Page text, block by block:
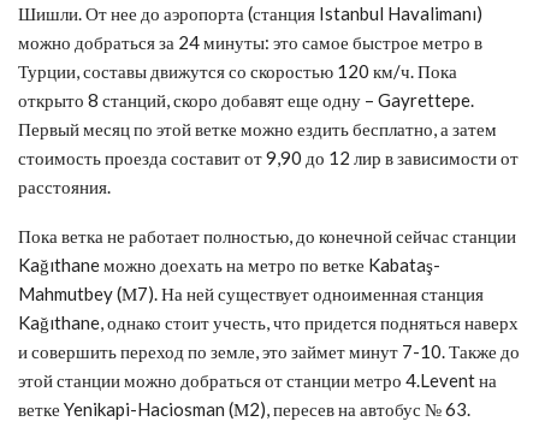
Шишли. От нее до аэропорта (станция Istanbul Havalimanı)
можно добраться за 24 минуты: это самое быстрое метро в
Турции, составы движутся со скоростью 120 км/ч. Пока
открыто 8 станций, скоро добавят еще одну – Gayrettepe.
Первый месяц по этой ветке можно ездить бесплатно, а затем
стоимость проезда составит от 9,90 до 12 лир в зависимости от
расстояния.
Пока ветка не работает полностью, до конечной сейчас станции
Kağıthane можно доехать на метро по ветке Kabataş-
Mahmutbey (М7). На ней существует одноименная станция
Kağıthane, однако стоит учесть, что придется подняться наверх
и совершить переход по земле, это займет минут 7-10. Также до
этой станции можно добраться от станции метро 4.Levent на
ветке Yenikapi-Haciosman (М2), пересев на автобус № 63.